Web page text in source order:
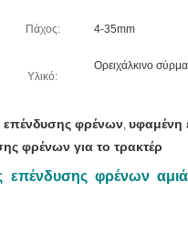
Πάχος: 4-35mm
Υλικό:
Ορειχάλκινο
επένδυσης φρένων, υφαμένη
φρένων για το τρακτέρ
επένδυσης φρένων